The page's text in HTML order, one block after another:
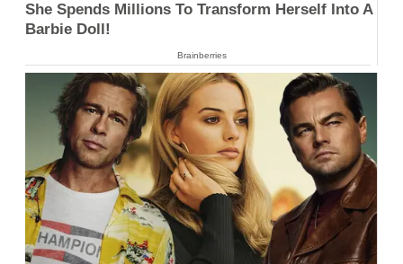
She Spends Millions To Transform Herself Into A
Barbie Doll!
Brainberries